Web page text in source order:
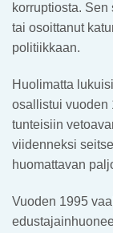
korruptiosta.
tai osoittanut
politiikkaan.
Huolimatta
osallistui vuoden
tunteisiin
viidenneksi
huomattavan
Vuoden 1995